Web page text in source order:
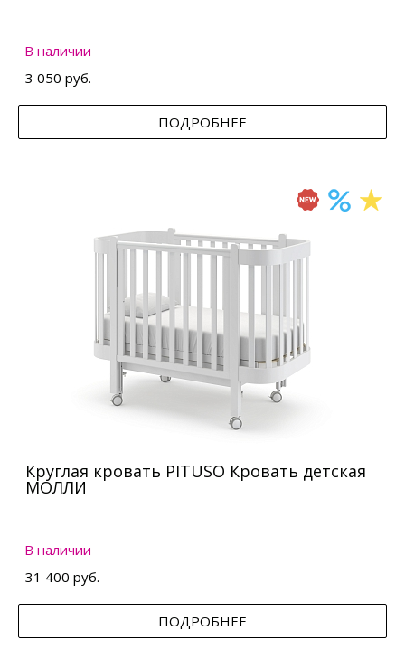
В наличии
3 050 руб.
ПОДРОБНЕЕ
Круглая кровать PITUSO Кровать детская
МОЛЛИ
В наличии
31 400 руб.
ПОДРОБНЕЕ